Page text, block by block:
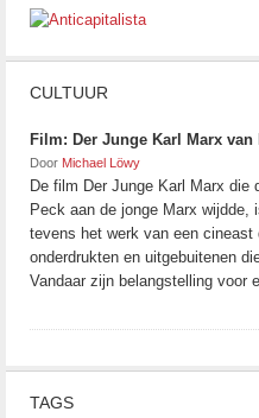
CULTUUR
Film: Der Junge Karl Marx van
Door Michael Löwy
De film Der Junge Karl Marx die
Peck aan de jonge Marx
tevens het werk van een
onderdrukten en uitgebuitenen
Vandaar zijn belangstelling voor
TAGS